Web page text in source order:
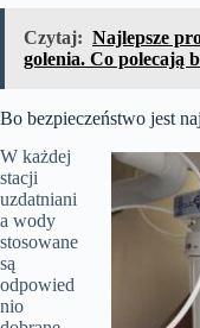
Czytaj: Najlepsze
golenia. Co polecają
Bo bezpieczeństwo jest
W każdej
stacji
uzdatniani
a wody
stosowane
są
odpowied
nio